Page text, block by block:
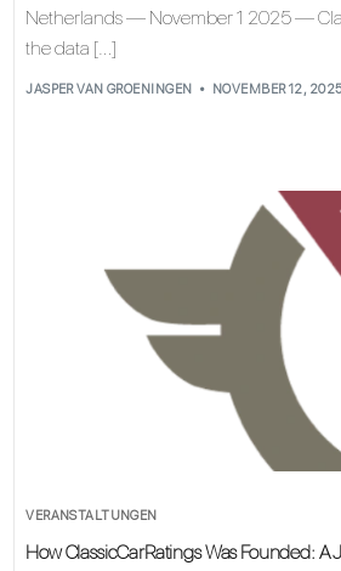
Netherlands — November 1 2025 —
the data […]
JASPER VAN GROENINGEN NOVEMBER 12,
VERANSTALTUNGEN
How ClassicCarRatings Was Founded: A